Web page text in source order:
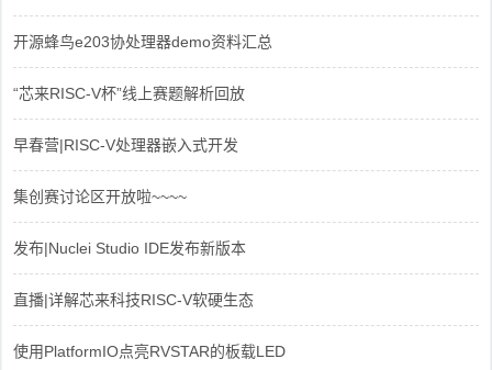
开源蜂鸟e203协处理器demo资料汇总
“芯来RISC-V杯”线上赛题解析回放
早春营|RISC-V处理器嵌入式开发
集创赛讨论区开放啦~~~~
发布|Nuclei Studio IDE发布新版本
直播|详解芯来科技RISC-V软硬生态
使用PlatformIO点亮RVSTAR的板载LED